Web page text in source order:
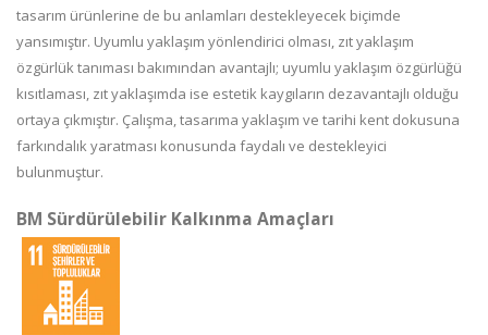
tasarım ürünlerine de bu anlamları destekleyecek biçimde
yansımıştır. Uyumlu yaklaşım yönlendirici olması, zıt yaklaşım
özgürlük tanıması bakımından avantajlı; uyumlu yaklaşım özgürlüğü
kısıtlaması, zıt yaklaşımda ise estetik kaygıların dezavantajlı olduğu
ortaya çıkmıştır. Çalışma, tasarıma yaklaşım ve tarihi kent dokusuna
farkındalık yaratması konusunda faydalı ve destekleyici
bulunmuştur.
BM Sürdürülebilir Kalkınma Amaçları